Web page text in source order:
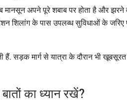
अपने पूरे शबाब पर होता है और
शिलांग के पास उपलब्ध सुविधाओं के
सड़क मार्ग से यात्रा के दौरान भी
का ध्यान रखें?